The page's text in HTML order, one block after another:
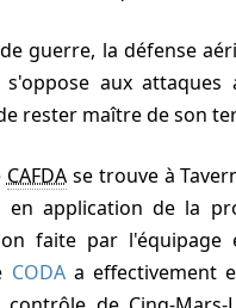
aux
rester maître de son
CAFDAse trouve à
en application de la
faite par
CODAa effectivement